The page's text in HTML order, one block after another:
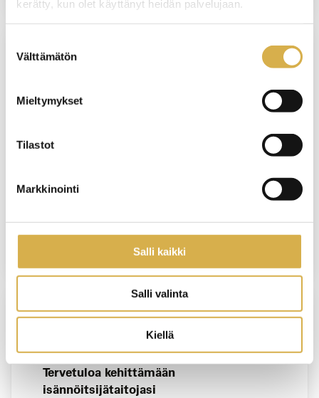
kerätty, kun olet käyttänyt heidän palvelujaan.
valinta
Välttämätön
Mieltymykset
Tilastot
Markkinointi
Salli kaikki
Salli valinta
Kiellä
VERKKOTOTEUTUS
Isännöintityön koulutusohjelma |
Tervetuloa kehittämään
16.12.2026
Isännöintityön koulutusohjelma |
Tervetuloa kehittämään
isännöitsijätaitojasi